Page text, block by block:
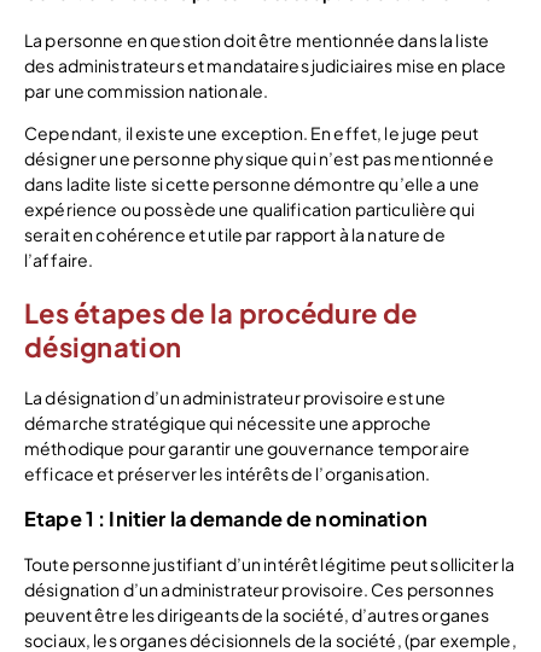
La personne en question doit être mentionnée dans la liste
des administrateurs et mandataires judiciaires mise en place
par une commission nationale.
Cependant, il existe une exception. En effet, le juge peut
désigner une personne physique qui n’est pas mentionnée
dans ladite liste si cette personne démontre qu’elle a une
expérience ou possède une qualification particulière qui
serait en cohérence et utile par rapport à la nature de
l’affaire.
Les étapes de la procédure de
désignation
La désignation d’un administrateur provisoire est une
démarche stratégique qui nécessite une approche
méthodique pour garantir une gouvernance temporaire
efficace et préserver les intérêts de l’organisation.
Etape 1 : Initier la demande de nomination
Toute personne justifiant d’un intérêt légitime peut solliciter la
désignation d’un administrateur provisoire. Ces personnes
peuvent être les dirigeants de la société, d’autres organes
sociaux, les organes décisionnels de la société, (par exemple,